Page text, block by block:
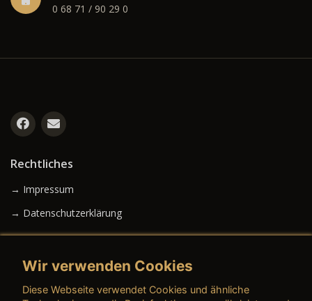
0 68 71 / 90 29 0
Rechtliches
→ Impressum
→ Datenschutzerklärung
Wir verwenden Cookies
Diese Webseite verwendet Cookies und ähnliche